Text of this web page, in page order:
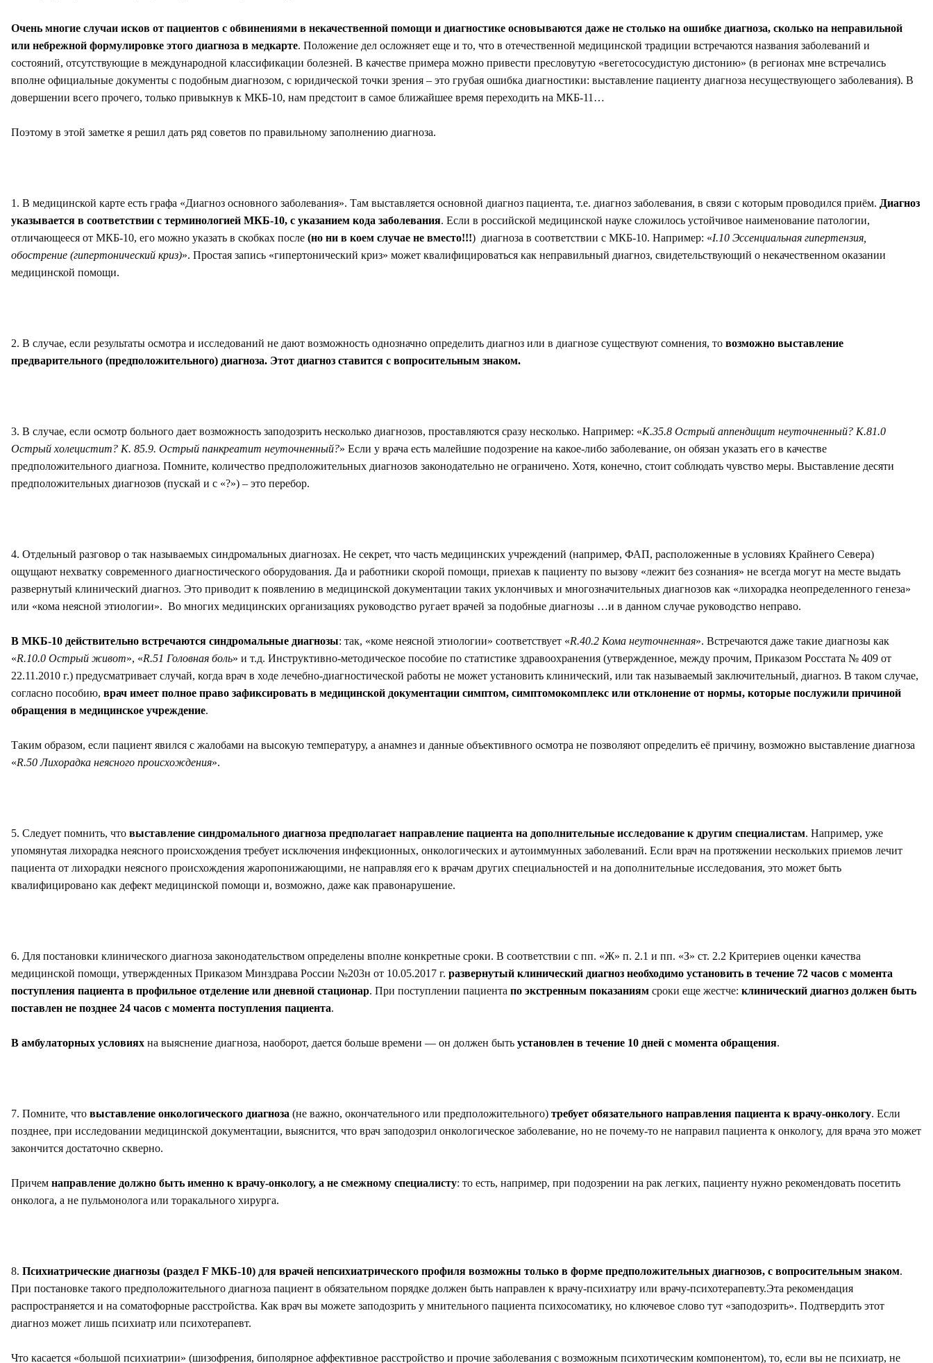
Очень многие случаи исков от пациентов с обвинениями в некачественной помощи и диагностике основываются даже не столько на ошибке диагноза, сколько на неправильной
или небрежной формулировке этого диагноза в медкарте. Положение дел осложняет еще и то, что в отечественной медицинской традиции встречаются названия заболеваний и
состояний, отсутствующие в международной классификации болезней. В качестве примера можно привести пресловутую «вегетососудистую дистонию» (в регионах мне встречались
вполне официальные документы с подобным диагнозом, с юридической точки зрения – это грубая ошибка диагностики: выставление пациенту диагноза несуществующего заболевания). В
довершении всего прочего, только привыкнув к МКБ-10, нам предстоит в самое ближайшее время переходить на МКБ-11…
Поэтому в этой заметке я решил дать ряд советов по правильному заполнению диагноза.
1. В медицинской карте есть графа «Диагноз основного заболевания». Там выставляется основной диагноз пациента, т.е. диагноз заболевания, в связи с которым проводился приём. Диагноз
указывается в соответствии с терминологией МКБ-10, с указанием кода заболевания. Если в российской медицинской науке сложилось устойчивое наименование патологии,
отличающееся от МКБ-10, его можно указать в скобках после (но ни в коем случае не вместо!!!) диагноза в соответствии с МКБ-10. Например: «I.10 Эссенциальная гипертензия,
обострение (гипертонический криз)». Простая запись «гипертонический криз» может квалифицироваться как неправильный диагноз, свидетельствующий о некачественном оказании
медицинской помощи.
2. В случае, если результаты осмотра и исследований не дают возможность однозначно определить диагноз или в диагнозе существуют сомнения, то возможно выставление
предварительного (предположительного) диагноза. Этот диагноз ставится с вопросительным знаком.
3. В случае, если осмотр больного дает возможность заподозрить несколько диагнозов, проставляются сразу несколько. Например: «К.35.8 Острый аппендицит неуточненный? К.81.0
Острый холецистит? К. 85.9. Острый панкреатит неуточненный?» Если у врача есть малейшие подозрение на какое-либо заболевание, он обязан указать его в качестве
предположительного диагноза. Помните, количество предположительных диагнозов законодательно не ограничено. Хотя, конечно, стоит соблюдать чувство меры. Выставление десяти
предположительных диагнозов (пускай и с «?») – это перебор.
4. Отдельный разговор о так называемых синдромальных диагнозах. Не секрет, что часть медицинских учреждений (например, ФАП, расположенные в условиях Крайнего Севера)
ощущают нехватку современного диагностического оборудования. Да и работники скорой помощи, приехав к пациенту по вызову «лежит без сознания» не всегда могут на месте выдать
развернутый клинический диагноз. Это приводит к появлению в медицинской документации таких уклончивых и многозначительных диагнозов как «лихорадка неопределенного генеза»
или «кома неясной этиологии». Во многих медицинских организациях руководство ругает врачей за подобные диагнозы …и в данном случае руководство неправо.
В МКБ-10 действительно встречаются синдромальные диагнозы: так, «коме неясной этиологии» соответствует «R.40.2 Кома неуточненная». Встречаются даже такие диагнозы как
«R.10.0 Острый живот», «R.51 Головная боль» и т.д. Инструктивно-методическое пособие по статистике здравоохранения (утвержденное, между прочим, Приказом Росстата № 409 от
22.11.2010 г.) предусматривает случай, когда врач в ходе лечебно-диагностической работы не может установить клинический, или так называемый заключительный, диагноз. В таком случае,
согласно пособию, врач имеет полное право зафиксировать в медицинской документации симптом, симптомокомплекс или отклонение от нормы, которые послужили причиной
обращения в медицинское учреждение.
Таким образом, если пациент явился с жалобами на высокую температуру, а анамнез и данные объективного осмотра не позволяют определить её причину, возможно выставление диагноза
«R.50 Лихорадка неясного происхождения».
5. Следует помнить, что выставление синдромального диагноза предполагает направление пациента на дополнительные исследование к другим специалистам. Например, уже
упомянутая лихорадка неясного происхождения требует исключения инфекционных, онкологических и аутоиммунных заболеваний. Если врач на протяжении нескольких приемов лечит
пациента от лихорадки неясного происхождения жаропонижающими, не направляя его к врачам других специальностей и на дополнительные исследования, это может быть
квалифицировано как дефект медицинской помощи и, возможно, даже как правонарушение.
6. Для постановки клинического диагноза законодательством определены вполне конкретные сроки. В соответствии с пп. «Ж» п. 2.1 и пп. «З» ст. 2.2 Критериев оценки качества
медицинской помощи, утвержденных Приказом Минздрава России №203н от 10.05.2017 г. развернутый клинический диагноз необходимо установить в течение 72 часов с момента
поступления пациента в профильное отделение или дневной стационар. При поступлении пациента по экстренным показаниям сроки еще жестче: клинический диагноз должен быть
поставлен не позднее 24 часов с момента поступления пациента.
В амбулаторных условиях на выяснение диагноза, наоборот, дается больше времени — он должен быть установлен в течение 10 дней с момента обращения.
7. Помните, что выставление онкологического диагноза (не важно, окончательного или предположительного) требует обязательного направления пациента к врачу-онкологу. Если
позднее, при исследовании медицинской документации, выяснится, что врач заподозрил онкологическое заболевание, но не почему-то не направил пациента к онкологу, для врача это может
закончится достаточно скверно.
Причем направление должно быть именно к врачу-онкологу, а не смежному специалисту: то есть, например, при подозрении на рак легких, пациенту нужно рекомендовать посетить
онколога, а не пульмонолога или торакального хирурга.
8. Психиатрические диагнозы (раздел F МКБ-10) для врачей непсихиатрического профиля возможны только в форме предположительных диагнозов, с вопросительным знаком.
При постановке такого предположительного диагноза пациент в обязательном порядке должен быть направлен к врачу-психиатру или врачу-психотерапевту.Эта рекомендация
распространяется и на соматофорные расстройства. Как врач вы можете заподозрить у мнительного пациента психосоматику, но ключевое слово тут «заподозрить». Подтвердить этот
диагноз может лишь психиатр или психотерапевт.
Что касается «большой психиатрии» (шизофрения, биполярное аффективное расстройство и прочие заболевания с возможным психотическим компонентом), то, если вы не психиатр, не